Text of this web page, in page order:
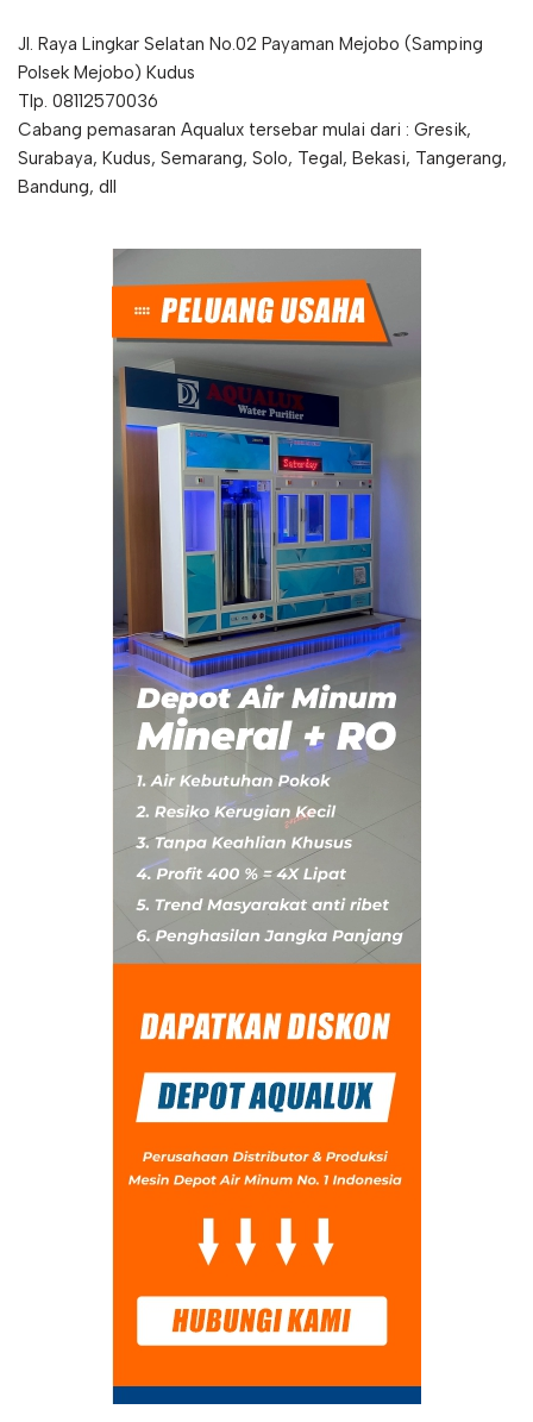
Jl. Raya Lingkar Selatan No.02 Payaman Mejobo (Samping
Polsek Mejobo) Kudus
Tlp. 08112570036
Cabang pemasaran Aqualux tersebar mulai dari : Gresik,
Surabaya, Kudus, Semarang, Solo, Tegal, Bekasi, Tangerang,
Bandung, dll